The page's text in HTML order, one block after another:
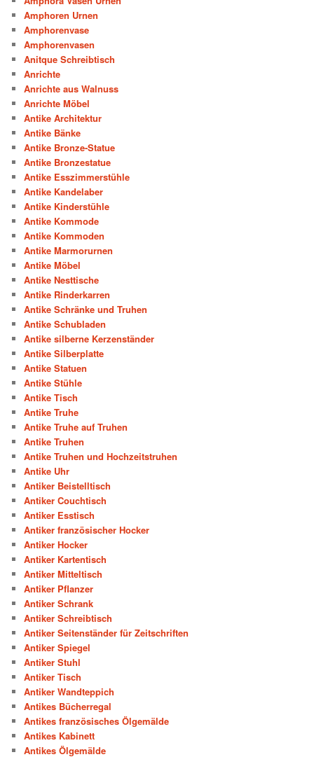
Amphoren Urnen
Amphorenvase
Amphorenvasen
Anitque Schreibtisch
Anrichte
Anrichte aus Walnuss
Anrichte Möbel
Antike Architektur
Antike Bänke
Antike Bronze-Statue
Antike Bronzestatue
Antike Esszimmerstühle
Antike Kandelaber
Antike Kinderstühle
Antike Kommode
Antike Kommoden
Antike Marmorurnen
Antike Möbel
Antike Nesttische
Antike Rinderkarren
Antike Schränke und Truhen
Antike Schubladen
Antike silberne Kerzenständer
Antike Silberplatte
Antike Statuen
Antike Stühle
Antike Tisch
Antike Truhe
Antike Truhe auf Truhen
Antike Truhen
Antike Truhen und Hochzeitstruhen
Antike Uhr
Antiker Beistelltisch
Antiker Couchtisch
Antiker Esstisch
Antiker französischer Hocker
Antiker Hocker
Antiker Kartentisch
Antiker Mitteltisch
Antiker Pflanzer
Antiker Schrank
Antiker Schreibtisch
Antiker Seitenständer für Zeitschriften
Antiker Spiegel
Antiker Stuhl
Antiker Tisch
Antiker Wandteppich
Antikes Bücherregal
Antikes französisches Ölgemälde
Antikes Kabinett
Antikes Ölgemälde